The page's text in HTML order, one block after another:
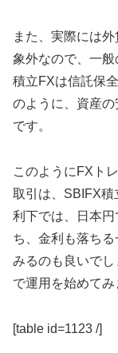
また、実際には
象外なので、一般
積立FXは信託保
のように、資産
です。
このようにFXト
取引は、SBIFX積
利下では、日本
ち、金利も落ち
みるのも良いで
で運用を始めてみ
[table id=1123 /]